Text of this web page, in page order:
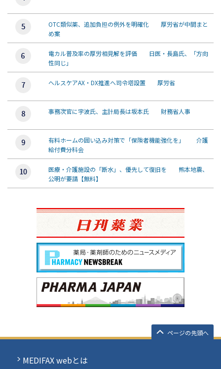
OTC類似薬、追加負担の例外を明確化 厚労省が中間まと
め案
電カル普及率の厚労相見解を評価 日医・長島氏、「方向
性同じ」
ヘルスケアAX・DX推進へ司令塔設置 厚労省
事務次官に宇波氏、主計局長は坂本氏 財務省人事
有料ホームの囲い込み対策で「保険者機能強化を」 介護
給付費分科会
医療・介護施設の「断水」、優先して復旧を 熊本地震、
公明が要請【無料】
ページの先頭へ
MEDIFAX webとは